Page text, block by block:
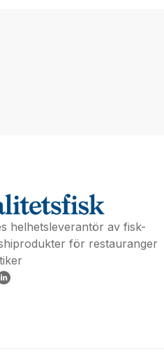
helhetsleverantör av fisk-
för restauranger